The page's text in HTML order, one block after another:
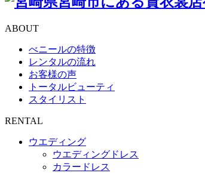
ABOUT
べニールの特徴
レンタルの流れ
お客様の声
トータルビューティ
スタイリスト
RENTAL
ウエディング
ウエディングドレス
カラードレス